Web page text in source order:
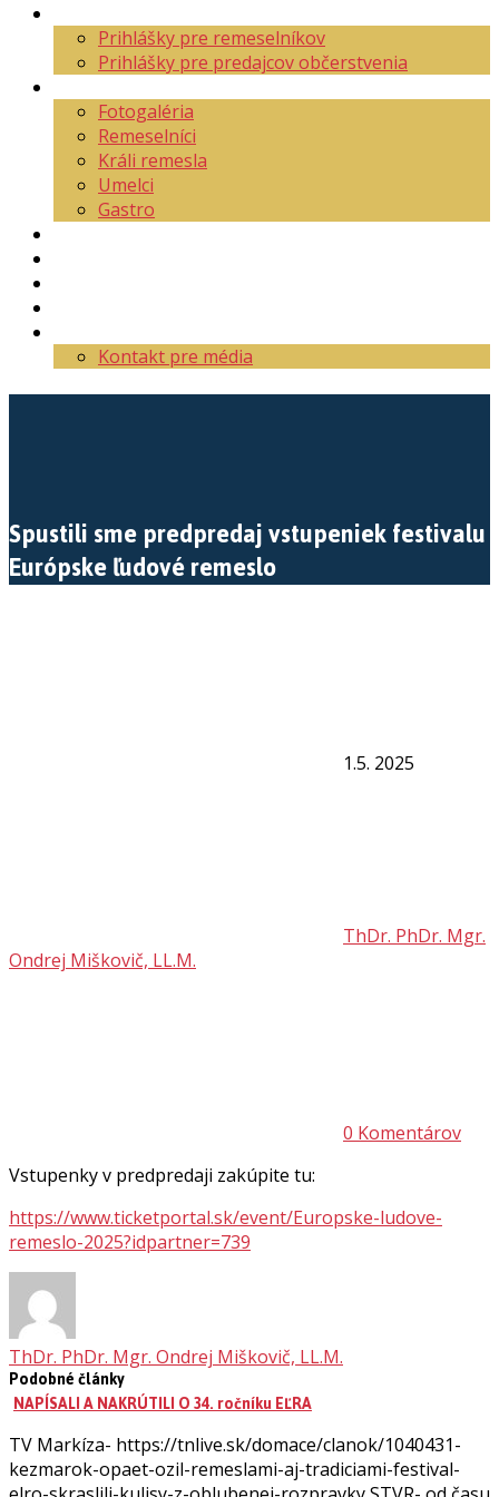
Prihlášky pre remeselníkov
Prihlášky pre predajcov občerstvenia
Fotogaléria
Remeselníci
Králi remesla
Umelci
Gastro
Kontakt pre média
Spustili sme predpredaj vstupeniek festivalu
Európske ľudové remeslo
1.5. 2025
ThDr. PhDr. Mgr.
Ondrej Miškovič, LL.M.
0 Komentárov
Vstupenky v predpredaji zakúpite tu:
https://www.ticketportal.sk/event/Europske-ludove-
remeslo-2025?idpartner=739
ThDr. PhDr. Mgr. Ondrej Miškovič, LL.M.
Podobné články
NAPÍSALI A NAKRÚTILI O 34. ročníku EĽRA
TV Markíza- https://tnlive.sk/domace/clanok/1040431-
kezmarok-opaet-ozil-remeslami-aj-tradiciami-festival-